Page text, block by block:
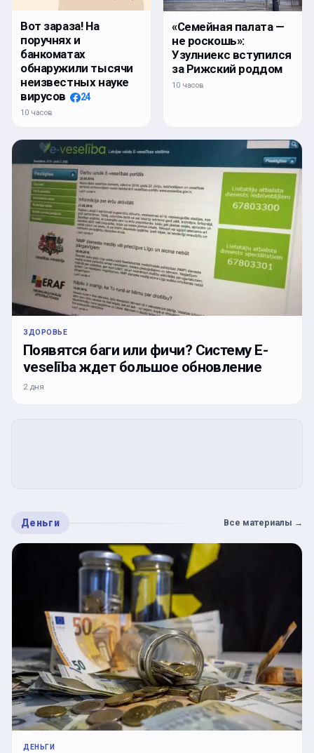
Вот зараза! На
поручнях и
банкоматах
обнаружили тысячи
неизвестных науке
вирусов
24
10 часов
«Семейная палата —
не роскошь»:
Узулниекс вступился
за Рижский роддом
10 часов
ЗДОРОВЬЕ
Появятся баги или фичи? Систему E-
veselība ждет большое обновление
2 дня
Деньги Все материалы →
ДЕНЬГИ